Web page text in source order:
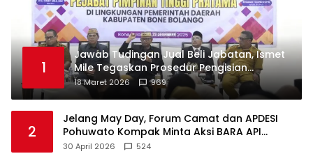
1
Jawab Tudingan Jual Beli Jabatan, Ismet
Mile Tegaskan Prosedur Pengisian
Jabatan
18 Maret 2026 969
2
Jelang May Day, Forum Camat dan APDESI
Pohuwato Kompak Minta Aksi BARA API
Ditunda
30 April 2026 524